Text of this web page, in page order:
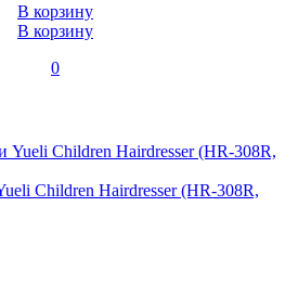
В корзину
В корзину
0
Children Hairdresser (HR-308R,